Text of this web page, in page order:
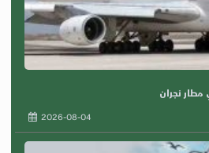
نجران
2026-08-04